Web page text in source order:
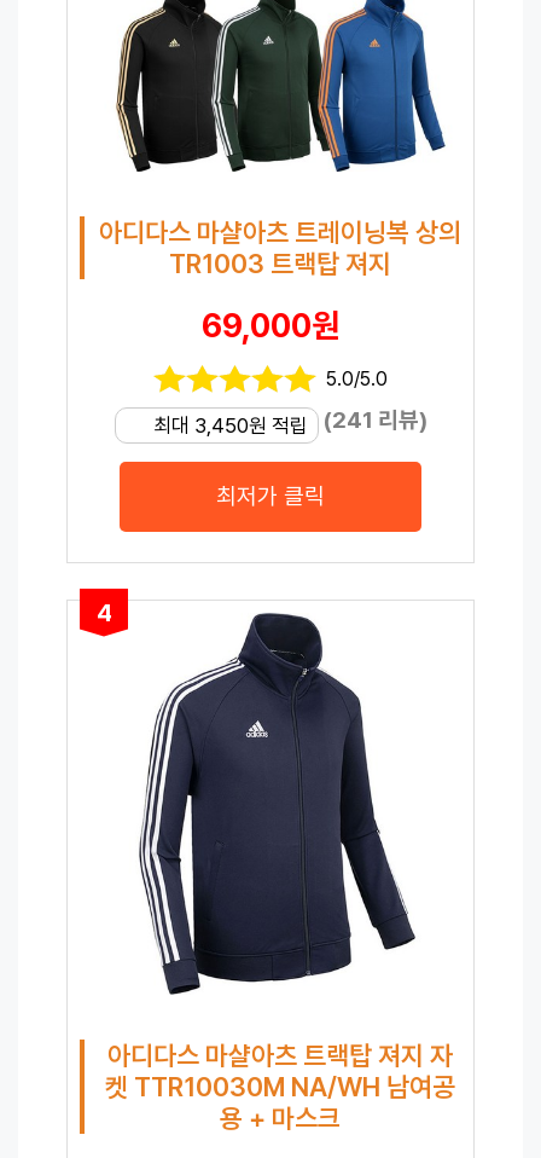
아디다스 마샬아츠 트레이닝복 상의
TR1003 트랙탑 져지
69,000원
5.0/5.0
최대 3,450원 적립 (241 리뷰)
최저가 클릭
4
아디다스 마샬아츠 트랙탑 져지 자
켓 TTR10030M NA/WH 남여공
용 + 마스크